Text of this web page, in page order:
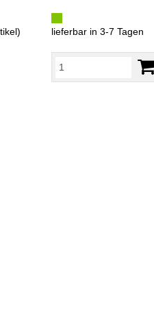
) lieferbar in 3-7 Tagen